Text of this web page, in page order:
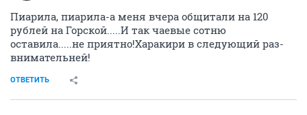
Пиарила, пиарила-а меня вчера общитали на 120
рублей на Горской.....И так чаевые сотню
оставила.....не приятно!Харакири в следующий раз-
внимательней!
ОТВЕТИТЬ